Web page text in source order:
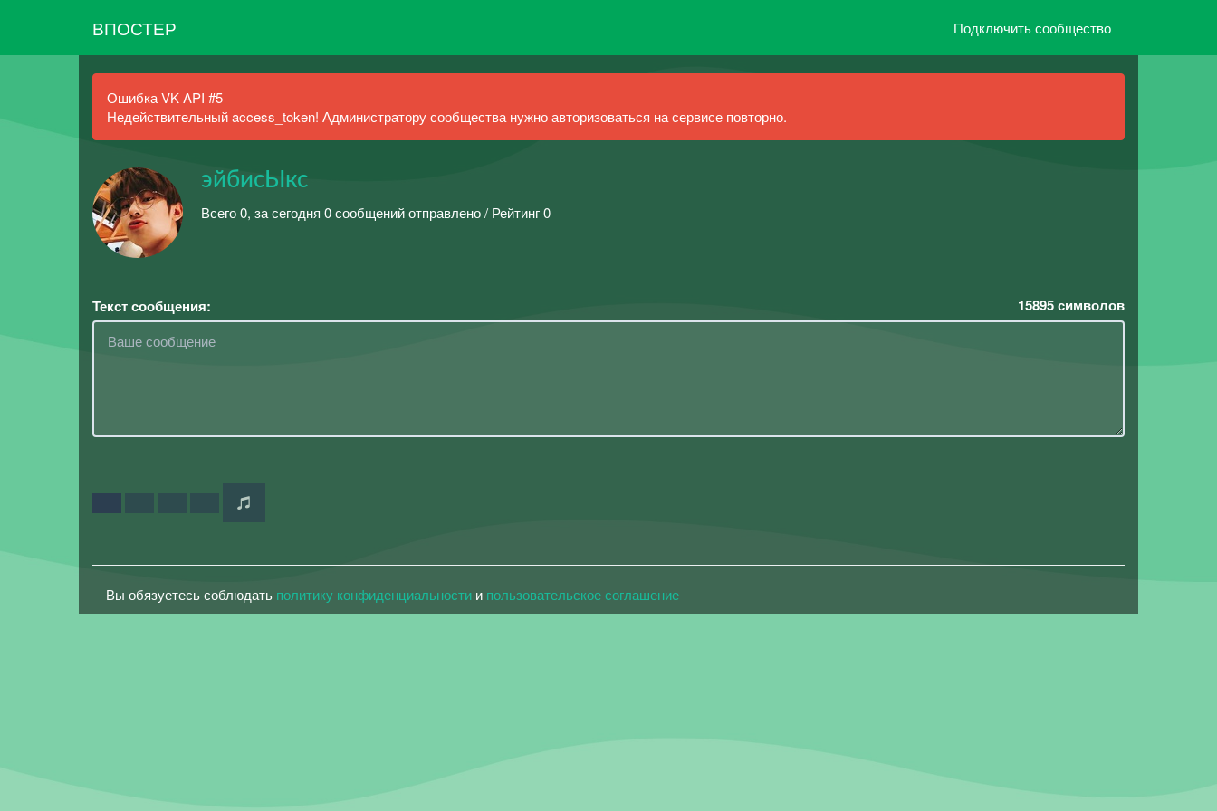
ВПОСТЕР Подключить сообщество
Ошибка VK API #5
Недействительный access_token! Администратору сообщества нужно авторизоваться на сервисе повторно.
эйбисЫкс
Всего 0, за сегодня 0 сообщений отправлено / Рейтинг 0
Текст сообщения: 15895символов
Вы обязуетесь соблюдать политику конфиденциальности и пользовательское соглашение